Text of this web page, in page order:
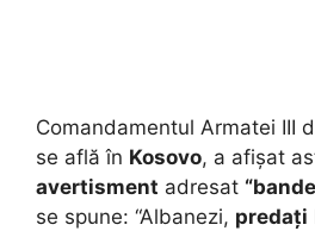
Comandamentul Armatei III
se află în Kosovo, a afișat
avertisment adresat
se spune: “Albanezi, predați